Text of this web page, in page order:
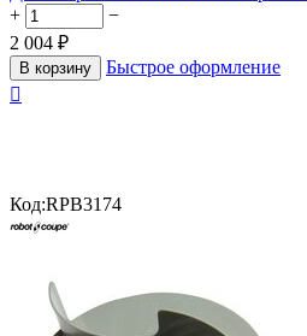
+
−
2 004 ₽
В корзину
Быстрое оформление

Код:RPB3174